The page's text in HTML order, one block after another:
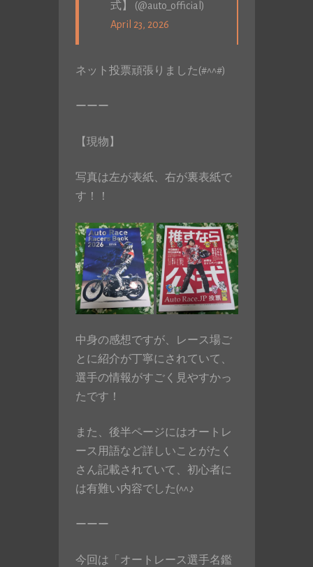
式】 (@auto_official)
April 23, 2026
ネット投票頑張りました(#^^#)
ーーー
【現物】
写真は左が表紙、右が裏表紙で
す！！
中身の感想ですが、レース場ご
とに紹介が丁寧にされていて、
選手の情報がすごく見やすかっ
たです！
また、後半ページにはオートレ
ース用語など詳しいことがたく
さん記載されていて、初心者に
は有難い内容でした(^^♪
ーーー
今回は「オートレース選手名鑑